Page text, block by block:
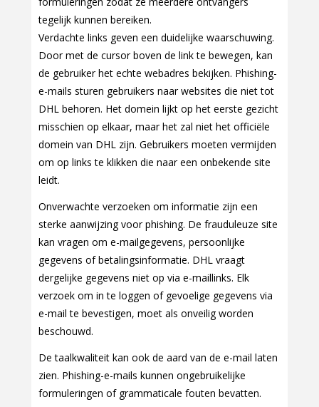
tegelijk kunnen bereiken.
Verdachte links geven een duidelijke waarschuwing.
Door met de cursor boven de link te bewegen, kan
de gebruiker het echte webadres bekijken. Phishing-
e-mails sturen gebruikers naar websites die niet tot
DHL behoren. Het domein lijkt op het eerste gezicht
misschien op elkaar, maar het zal niet het officiële
domein van DHL zijn. Gebruikers moeten vermijden
om op links te klikken die naar een onbekende site
leidt.
Onverwachte verzoeken om informatie zijn een
sterke aanwijzing voor phishing. De frauduleuze site
kan vragen om e-mailgegevens, persoonlijke
gegevens of betalingsinformatie. DHL vraagt
dergelijke gegevens niet op via e-maillinks. Elk
verzoek om in te loggen of gevoelige gegevens via
e-mail te bevestigen, moet als onveilig worden
beschouwd.
De taalkwaliteit kan ook de aard van de e-mail laten
zien. Phishing-e-mails kunnen ongebruikelijke
formuleringen of grammaticale fouten bevatten.